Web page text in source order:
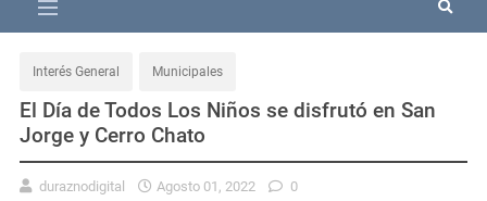
Interés General Municipales
El Día de Todos Los Niños se disfrutó en San
Jorge y Cerro Chato
duraznodigital Agosto 01, 2022 0